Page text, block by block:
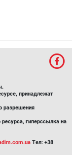
принадлежат
разрешения
гиперссылка на
Тел: +38